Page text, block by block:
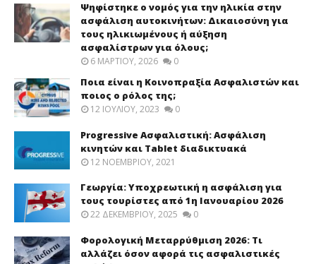
Ψηφίστηκε ο νομός για την ηλικία στην
ασφάλιση αυτοκινήτων: Δικαιοσύνη για
τους ηλικιωμένους ή αύξηση
ασφαλίστρων για όλους;
6 ΜΑΡΤΊΟΥ, 2026 0
Ποια είναι η Κοινοπραξία Ασφαλιστών και
ποιος ο ρόλος της;
12 ΙΟΥΛΊΟΥ, 2023 0
Progressive Ασφαλιστική: Ασφάλιση
κινητών και Tablet διαδικτυακά
12 ΝΟΕΜΒΡΊΟΥ, 2021
Γεωργία: Υποχρεωτική η ασφάλιση για
τους τουρίστες από 1η Ιανουαρίου 2026
22 ΔΕΚΕΜΒΡΊΟΥ, 2025 0
Φορολογική Μεταρρύθμιση 2026: Τι
αλλάζει όσον αφορά τις ασφαλιστικές